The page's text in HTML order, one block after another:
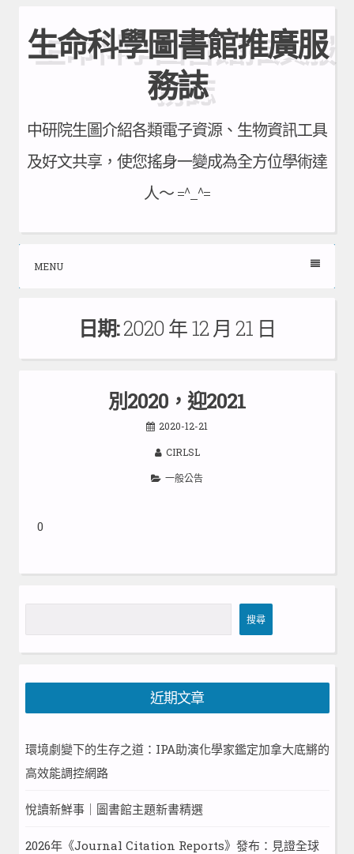
to
content
生命科學圖書館推廣服
務誌
中研院生圖介紹各類電子資源、生物資訊工具
及好文共享，使您搖身一變成為全方位學術達
人～ =^_^=
MENU
日期:2020 年 12 月 21 日
別2020，迎2021
2020-12-21
CIRLSL
一般公告
0
尋
搜尋
近期文章
環境劇變下的生存之道：IPA助演化學家鑑定加拿大底鱂的
高效能調控網路
悅讀新鮮事｜圖書館主題新書精選
2026年《Journal Citation Reports》發布：見證全球